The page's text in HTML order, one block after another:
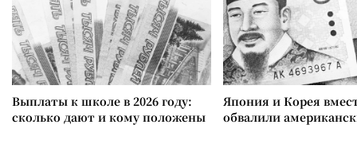
Выплаты к школе в 2026 году:
сколько дают и кому положены
Япония и Корея
обвалили